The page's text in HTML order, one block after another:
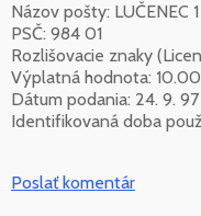
Názov pošty: LUČENEC 1
PSČ: 984 01
Rozlišovacie znaky
Výplatná hodnota: 10.00
Dátum podania: 24. 9. 97
Identifikovaná doba
Poslať komentár